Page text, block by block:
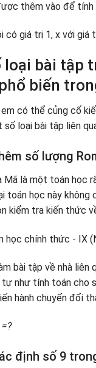
thêm vào để
có giá trị 1, x với giá
loại bài tập
biến
có thể củng cố
số loại bài tập liên
số lượng
Mã là một toán học
toán học này không
kiểm tra kiến ​​thức
bài tập về nhà
như tính toán cho
hành chuyển đổi
định số 9